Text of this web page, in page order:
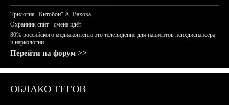
Трилогия "Китобои" А. Вахова.
Охранник спит - смена идёт
80% российского медиаконтента это телевидение для пациентов психдиспансера
и наркологии.
Перейти на форум >>
ОБЛАКО ТЕГОВ